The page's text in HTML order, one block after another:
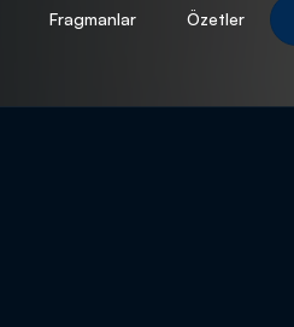
Fragmanlar Özetler